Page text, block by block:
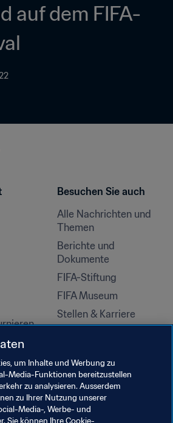
auf dem FIFA-
Besuchen Sie auch
Alle Nachrichten und
Themen
Berichte und
Dokumente
FIFA-Stiftung
FIFA Museum
Stellen & Karriere
um Inhalte und Werbung zu
Media-Funktionen bereitzustellen
zu analysieren. Ausserdem
zu Ihrer Nutzung unserer
Media-, Werbe- und
Sie können Ihre Cookie-